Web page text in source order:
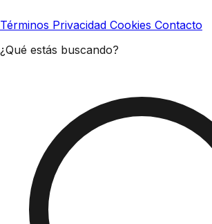
Términos Privacidad Cookies Contacto
¿Qué estás buscando?